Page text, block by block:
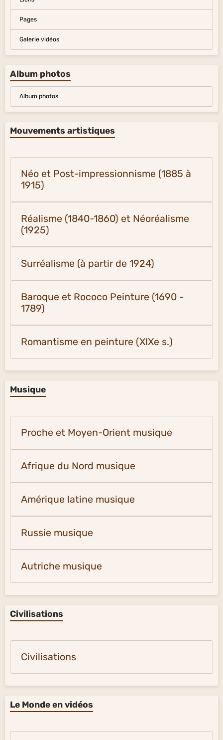
Pages
Galerie vidéos
Album photos
Album photos
Mouvements artistiques
Néo et Post-impressionnisme (1885 à
1915)
Réalisme (1840-1860) et Néoréalisme
(1925)
Surréalisme (à partir de 1924)
Baroque et Rococo Peinture (1690 -
1789)
Romantisme en peinture (XIXe s.)
Musique
Proche et Moyen-Orient musique
Afrique du Nord musique
Amérique latine musique
Russie musique
Autriche musique
Civilisations
Civilisations
Le Monde en vidéos